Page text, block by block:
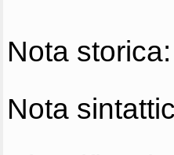
Nota storica:
Nota